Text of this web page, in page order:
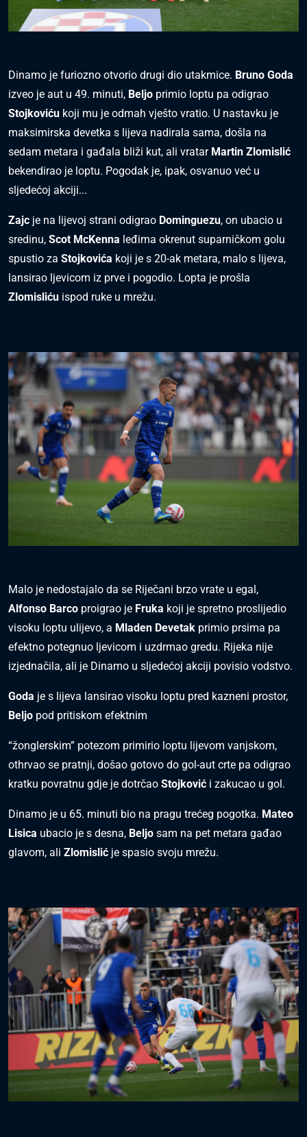
Dinamo je furiozno otvorio drugi dio utakmice. Bruno Goda
izveo je aut u 49. minuti, Beljo primio loptu pa odigrao
Stojkoviću koji mu je odmah vješto vratio. U nastavku je
maksimirska devetka s lijeva nadirala sama, došla na
sedam metara i gađala bliži kut, ali vratar Martin Zlomislić
bekendirao je loptu. Pogodak je, ipak, osvanuo već u
sljedećoj akciji...
Zajc je na lijevoj strani odigrao Dominguezu, on ubacio u
sredinu, Scot McKenna leđima okrenut suparničkom golu
spustio za Stojkovića koji je s 20-ak metara, malo s lijeva,
lansirao ljevicom iz prve i pogodio. Lopta je prošla
Zlomisliću ispod ruke u mrežu.
Malo je nedostajalo da se Riječani brzo vrate u egal,
Alfonso Barco proigrao je Fruka koji je spretno proslijedio
visoku loptu ulijevo, a Mladen Devetak primio prsima pa
efektno potegnuo ljevicom i uzdrmao gredu. Rijeka nije
izjednačila, ali je Dinamo u sljedećoj akciji povisio vodstvo.
Goda je s lijeva lansirao visoku loptu pred kazneni prostor,
Beljo pod pritiskom efektnim
“žonglerskim” potezom primirio loptu lijevom vanjskom,
othrvao se pratnji, došao gotovo do gol-aut crte pa odigrao
kratku povratnu gdje je dotrčao Stojković i zakucao u gol.
Dinamo je u 65. minuti bio na pragu trećeg pogotka. Mateo
Lisica ubacio je s desna, Beljo sam na pet metara gađao
glavom, ali Zlomislić je spasio svoju mrežu.